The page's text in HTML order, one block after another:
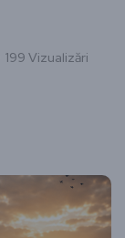
199 Vizualizări